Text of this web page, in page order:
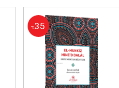
%35